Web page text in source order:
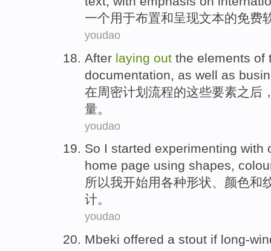
一个用于布置和呈现文本的免费
youdao
After laying out the elements of
documentation , as well as
在周密计划流程的这些要素之后
量 。
youdao
So I started experimenting with
home page using shapes,
所以我开始用各种形状、 颜色和
计。
youdao
Mbeki offered a stout if long-